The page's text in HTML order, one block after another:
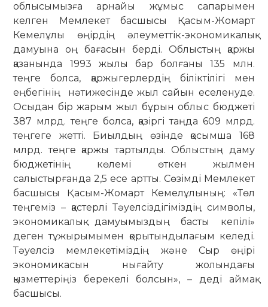
облысымызға арнайы жұмыс сапарымен
келген Мемлекет басшысы Қасым-Жомарт
Кемелұлы өңірдің әлеуметтік-экономикалық
дамуына оң бағасын берді. Облыстың қаржы
қазанында 1993 жылы бар болғаны 135 млн.
теңге болса, қаржыгерлердің біліктілігі мен
еңбегінің нәтижесінде жыл сайын еселенуде.
Осыдан бір жарым жыл бұрын облыс бюджеті
387 млрд. теңге болса, қазіргі таңда 609 млрд.
теңгеге жетті. Биылдың өзінде қосымша 168
млрд. теңге қаржы тартылды. Облыстың даму
бюджетінің көлемі өткен жылмен
салыстырғанда 2,5 есе артты. Сөзімді Мемлекет
басшысы Қасым-Жомарт Кемелұлының: «Төл
теңгеміз – қастерлі Тәуелсіздігіміздің символы,
экономикалық дамуымыздың басты кепілі»
деген тұжырымымен қорытындылағым келеді.
Тәуелсіз мемлекетіміздің және Сыр өңірі
экономикасын нығайту жолындағы
қызметтеріңіз берекелі болсын», – деді аймақ
басшысы.